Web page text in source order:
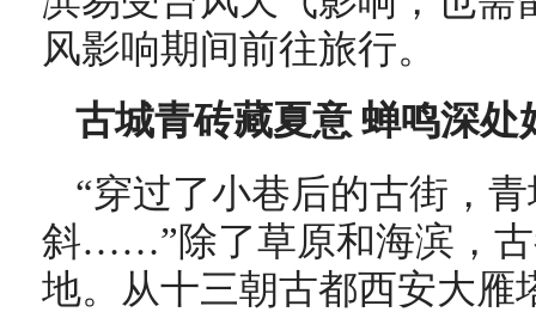
风影响期间前往旅行。
古城青砖藏夏意 蝉鸣深处
“穿过了小巷后的古街，
斜……”除了草原和海滨，
地。从十三朝古都西安大雁